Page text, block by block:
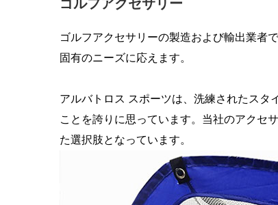
ゴルフアクセサリー
ゴルフアクセサリーの製造および輸出業者
固有のニーズに応えます。
アルバトロス スポーツは、洗練されたス
ことを誇りに思っています。当社のアクセ
た選択肢となっています。